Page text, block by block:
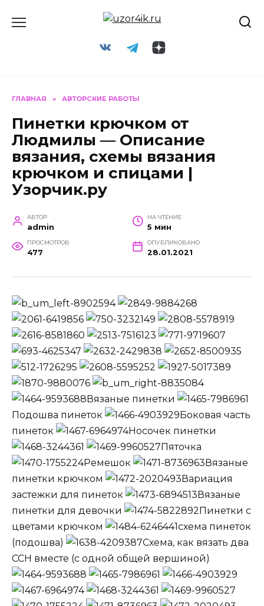
ГЛАВНАЯ » АВТОРСКИЕ РАБОТЫ
Пинетки крючком от
Людмилы — Описание
вязания, схемы вязания
крючком и спицами |
Узорчик.ру
АВТОР
admin
НА ЧТЕНИЕ
5 мин
ПРОСМОТРОВ
477
ОПУБЛИКОВАНО
28.01.2021
Вязаные пинетки
Подошва пинеток
Боковая часть
пинеток
Носочек пинетки
Пяточка
Ремешок
Вязаные
пинетки крючком
Вариация
застежки для пинеток
Вязаные
пинетки для девочки
Пинетки с
цветами крючком
схема пинеток
(подошва)
Схема, как вязать два
ССН вместе (с одной общей вершиной)